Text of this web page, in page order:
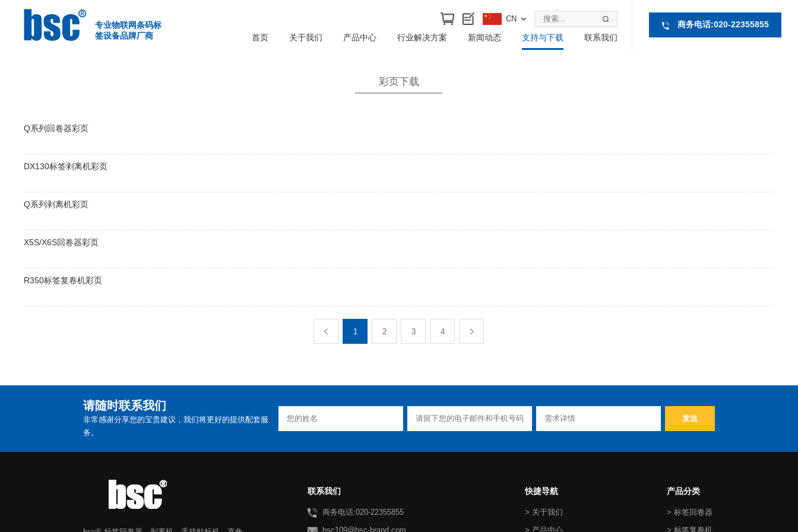
专业物联网条码标
签设备品牌厂商
CN
首页 关于我们 产品中心 行业解决方案 新闻动态 支持与下载 联系我们
商务电话:020-22355855
首页 > 支持与下载
彩页下载
Q系列回卷器彩页
DX130标签剥离机彩页
Q系列剥离机彩页
X5S/X6S回卷器彩页
R350标签复卷机彩页
1 2 3 4
请随时联系我们
非常感谢分享您的宝贵建议，我们将更好的提供配套服
务。
联系我们
商务电话:020-22355855
bsc109@bsc-brand.com
快捷导航
> 关于我们
> 产品中心
产品分类
> 标签回卷器
> 标签复卷机